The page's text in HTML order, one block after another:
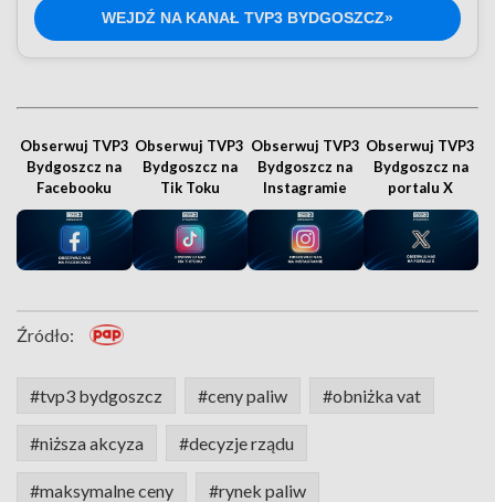
WEJDŹ NA KANAŁ TVP3 BYDGOSZCZ»
Obserwuj TVP3
Bydgoszcz na
Facebooku
Obserwuj TVP3
Bydgoszcz na
Tik Toku
Obserwuj TVP3
Bydgoszcz na
Instagramie
Obserwuj TVP3
Bydgoszcz na
portalu X
Źródło:
#tvp3 bydgoszcz #ceny paliw #obniżka vat
#niższa akcyza #decyzje rządu
#maksymalne ceny #rynek paliw